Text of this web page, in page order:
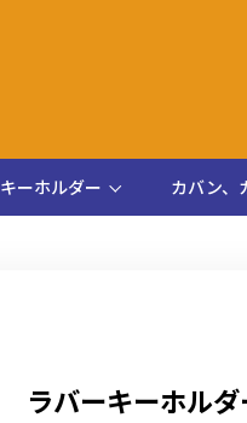
キーホルダー カバン、
ラバーキーホル